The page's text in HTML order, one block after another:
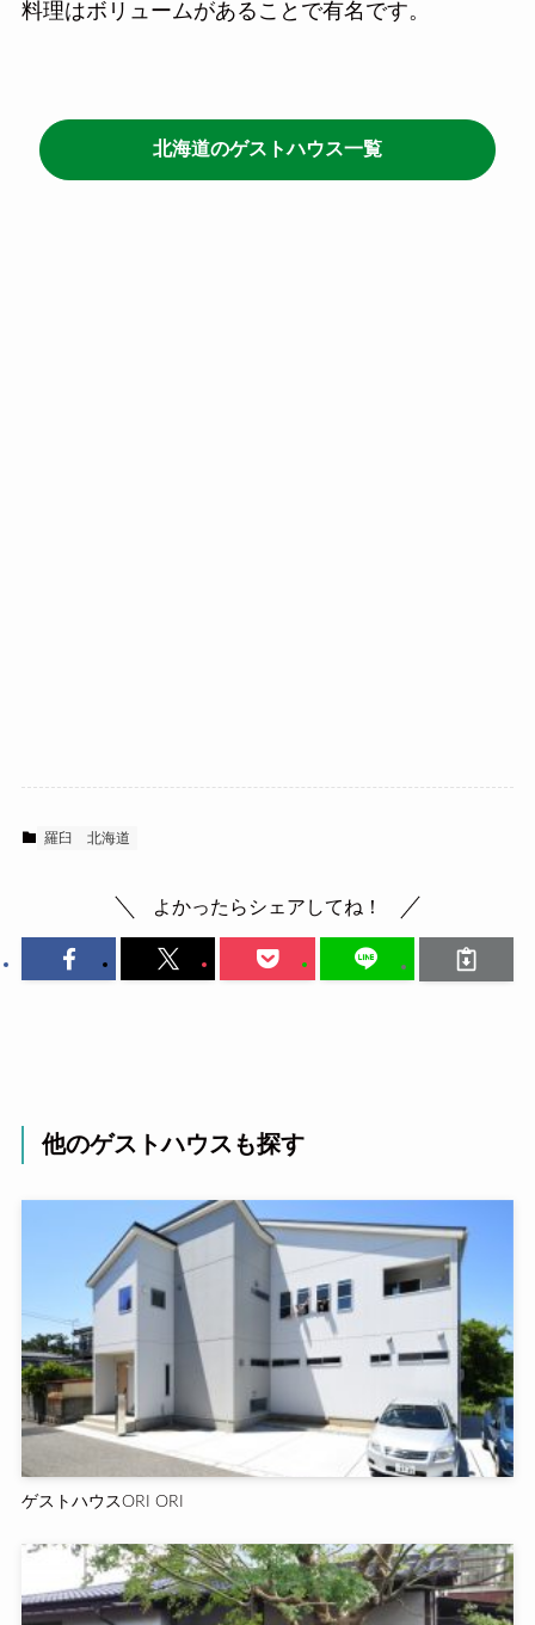
料理はボリュームがあることで有名です。
北海道のゲストハウス一覧
羅臼 北海道
よかったらシェアしてね！
他のゲストハウスも探す
ゲストハウスORI ORI